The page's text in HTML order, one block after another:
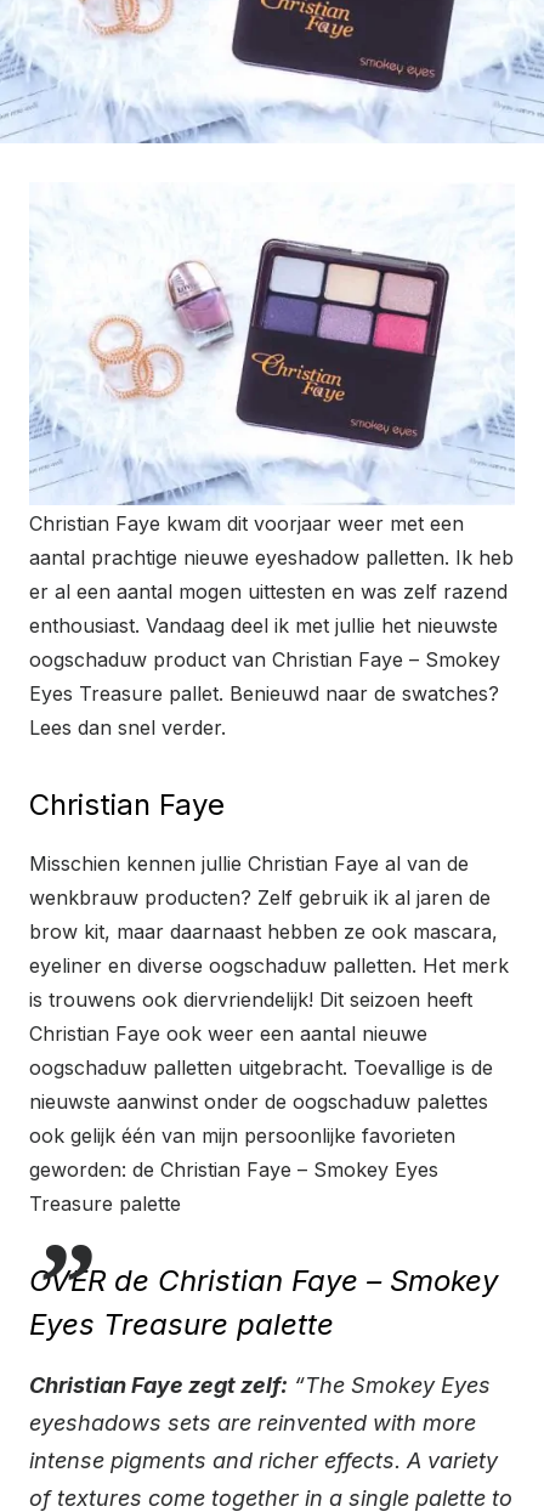
Christian Faye kwam dit voorjaar weer met een
aantal prachtige nieuwe eyeshadow palletten. Ik heb
er al een aantal mogen uittesten en was zelf razend
enthousiast. Vandaag deel ik met jullie het nieuwste
oogschaduw product van Christian Faye – Smokey
Eyes Treasure pallet. Benieuwd naar de swatches?
Lees dan snel verder.
Christian Faye
Misschien kennen jullie Christian Faye al van de
wenkbrauw producten? Zelf gebruik ik al jaren de
brow kit, maar daarnaast hebben ze ook mascara,
eyeliner en diverse oogschaduw palletten. Het merk
is trouwens ook diervriendelijk! Dit seizoen heeft
Christian Faye ook weer een aantal nieuwe
oogschaduw palletten uitgebracht. Toevallige is de
nieuwste aanwinst onder de oogschaduw palettes
ook gelijk één van mijn persoonlijke favorieten
geworden: de Christian Faye – Smokey Eyes
Treasure palette
OVER de Christian Faye – Smokey
Eyes Treasure palette
Christian Faye zegt zelf: “The Smokey Eyes
eyeshadows sets are reinvented with more
intense pigments and richer effects. A variety
of textures come together in a single palette to